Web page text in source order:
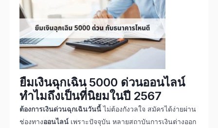
ยืมเงินฉุกเฉิน 5000 ด่วนออนไลน์
ทำไมถึงเป็นที่นิยมในปี 2567
ต้องการเงินด่วนฉุกเฉินวันนี้ไม่ต้องกังวลใจ สมัครได้ง่ายผ่าน
ช่องทางออนไลน์ เพราะปัจจุบัน หลายสถาบันการเงินต่างออก